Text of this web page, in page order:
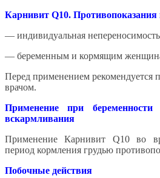
Карнивит Q10.
— индивидуальная
— беременным и кормящим
Перед применением рекомендуется
врачом.
Применение при
вскармливания
Применение Карнивит Q10 во
период кормления грудью
Побочные действия